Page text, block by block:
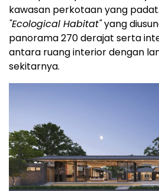
kawasan perkotaan yang
"Ecological Habitat"yang
panorama 270 derajat serta
antara ruang interior dengan
sekitarnya.